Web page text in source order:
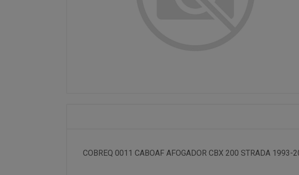
COBREQ 0011 CABOAF AFOGADOR CBX 200 STRADA 1993-